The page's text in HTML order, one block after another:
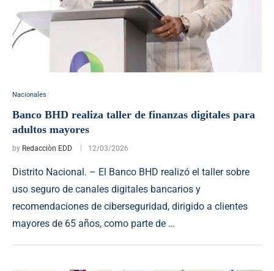
Nacionales
Banco BHD realiza taller de finanzas digitales para
adultos mayores
by Redacciòn EDD 12/03/2026
Distrito Nacional. – El Banco BHD realizó el taller sobre
uso seguro de canales digitales bancarios y
recomendaciones de ciberseguridad, dirigido a clientes
mayores de 65 años, como parte de …